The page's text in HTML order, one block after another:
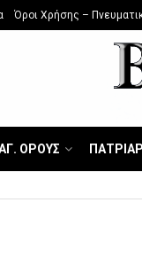
Όροι Χρήσης –
ΟΡΟΥΣ